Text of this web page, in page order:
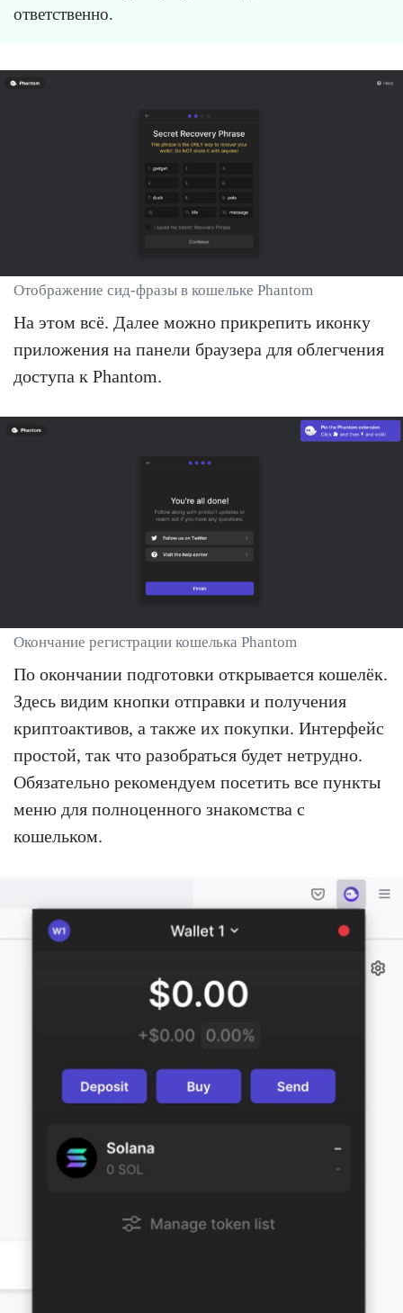
ответственно.
Отображение сид-фразы в кошельке Phantom
На этом всё. Далее можно прикрепить иконку
приложения на панели браузера для облегчения
доступа к Phantom.
Окончание регистрации кошелька Phantom
По окончании подготовки открывается кошелёк.
Здесь видим кнопки отправки и получения
криптоактивов, а также их покупки. Интерфейс
простой, так что разобраться будет нетрудно.
Обязательно рекомендуем посетить все пункты
меню для полноценного знакомства с
кошельком.